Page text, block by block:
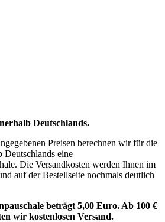
Deutschlands.
Preisen berechnen wir für die
Deutschlands eine
Die Versandkosten werden Ihnen im
auf der Bestellseite nochmals deutlich
beträgt 5,00 Euro. Ab 100 €
wir kostenlosen Versand.